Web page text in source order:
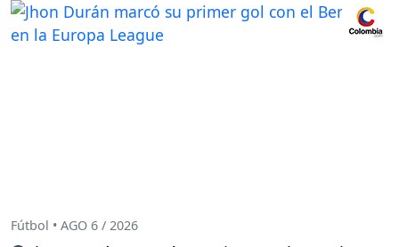
Fútbol • AGO 6 / 2026